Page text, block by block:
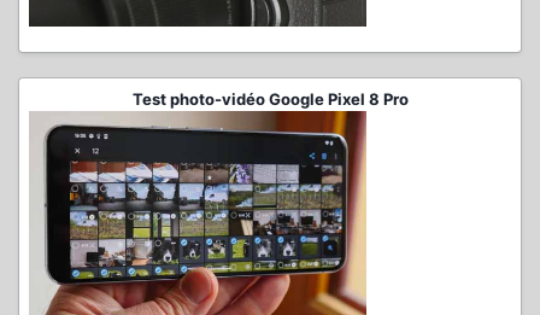
Test photo-vidéo Google Pixel 8 Pro